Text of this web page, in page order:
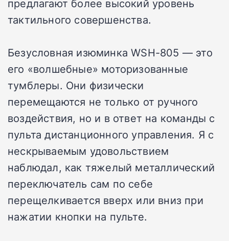
тактильного совершенства.
Безусловная изюминка WSH-805 — это
его «волшебные» моторизованные
тумблеры. Они физически
перемещаются не только от ручного
воздействия, но и в ответ на команды с
пульта дистанционного управления. Я с
нескрываемым удовольствием
наблюдал, как тяжелый металлический
переключатель сам по себе
перещелкивается вверх или вниз при
нажатии кнопки на пульте.